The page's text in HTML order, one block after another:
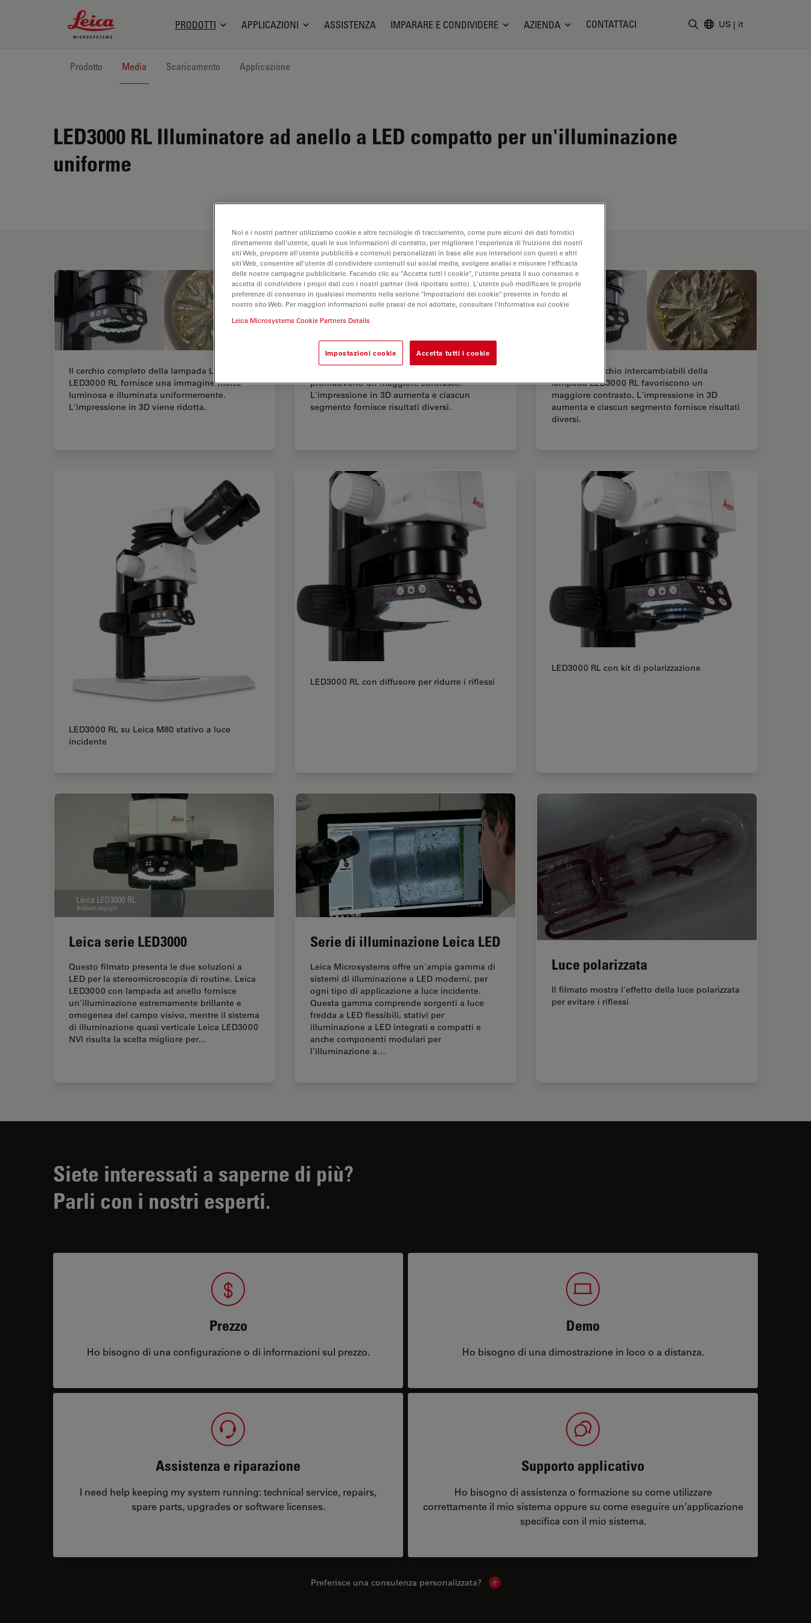
Leica Microsystems Logo
PRODOTTI APPLICAZIONI ASSISTENZA IMPARARE E CONDIVIDERE AZIENDA CONTATTACI US | it
Prodotto Media Scaricamento Applicazione
LED3000 RL Illuminatore ad anello a LED compatto per un'illuminazione
uniforme
Il cerchio completo della lampada Leica
LED3000 RL fornisce una immagine molto
luminosa e illuminata uniformemente.
L'impressione in 3D viene ridotta.
promuovono un maggiore contrasto.
L'impressione in 3D aumenta e ciascun
segmento fornisce risultati diversi.
I quarti di cerchio intercambiabili della
lampada LED3000 RL favoriscono un
maggiore contrasto. L'impressione in 3D
aumenta e ciascun segmento fornisce risultati
diversi.
LED3000 RL su Leica M80 stativo a luce
incidente
LED3000 RL con diffusore per ridurre i riflessi
LED3000 RL con kit di polarizzazione
Leica serie LED3000
Questo filmato presenta le due soluzioni a
LED per la stereomicroscopia di routine. Leica
LED3000 con lampada ad anello fornisce
un'illuminazione estremamente brillante e
omogenea del campo visivo, mentre il sistema
di illuminazione quasi verticale Leica LED3000
NVI risulta la scelta migliore per…
Serie di illuminazione Leica LED
Leica Microsystems offre un'ampia gamma di
sistemi di illuminazione a LED moderni, per
ogni tipo di applicazione a luce incidente.
Questa gamma comprende sorgenti a luce
fredda a LED flessibili, stativi per
illuminazione a LED integrati e compatti e
anche componenti modulari per
l'illuminazione a…
Luce polarizzata
Il filmato mostra l'effetto della luce polarizzata
per evitare i riflessi
Siete interessati a saperne di più?
Parli con i nostri esperti.
Prezzo
Ho bisogno di una configurazione o di informazioni sul prezzo.
Demo
Ho bisogno di una dimostrazione in loco o a distanza.
Assistenza e riparazione
I need help keeping my system running: technical service, repairs,
spare parts, upgrades or software licenses.
Supporto applicativo
Ho bisogno di assistenza o formazione su come utilizzare
correttamente il mio sistema oppure su come eseguire un’applicazione
specifica con il mio sistema.
Preferisce una consulenza personalizzata? Show local contacts
Noi e i nostri partner utilizziamo cookie e altre tecnologie di tracciamento, come pure alcuni dei dati fornitici
direttamente dall'utente, quali le sue informazioni di contatto, per migliorare l'esperienza di fruizione dei nostri
siti Web, proporre all'utente pubblicità e contenuti personalizzati in base alle sue interazioni con questi e altri
siti Web, consentire all'utente di condividere contenuti sui social media, svolgere analisi e misurare l'efficacia
delle nostre campagne pubblicitarie. Facendo clic su "Accetta tutti i cookie", l'utente presta il suo consenso e
accetta di condividere i propri dati con i nostri partner (link riportato sotto). L'utente può modificare le proprie
preferenze di consenso in qualsiasi momento nella sezione "Impostazioni dei cookie" presente in fondo al
nostro sito Web. Per maggiori informazioni sulle prassi da noi adottate, consultare l'Informativa sui cookie
Leica Microsystems Cookie Partners Details
Impostazioni cookie Accetta tutti i cookie